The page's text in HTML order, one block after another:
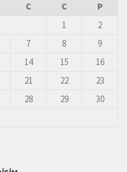
C C
P
1
2
7 8
9
14 15
16
21 22
23
28 29
30